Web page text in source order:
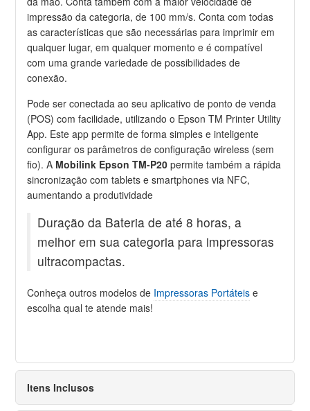
impressão da categoria, de 100 mm/s. Conta com todas
as características que são necessárias para imprimir em
qualquer lugar, em qualquer momento e é compatível
com uma grande variedade de possibilidades de
conexão.
Pode ser conectada ao seu aplicativo de ponto de venda
(POS) com facilidade, utilizando o Epson TM Printer Utility
App. Este app permite de forma simples e inteligente
configurar os parâmetros de configuração wireless (sem
fio). A Mobilink Epson TM-P20 permite também a rápida
sincronização com tablets e smartphones via NFC,
aumentando a produtividade
Duração da Bateria de até 8 horas, a
melhor em sua categoria para impressoras
ultracompactas.
Conheça outros modelos de Impressoras Portáteis e
escolha qual te atende mais!
Itens Inclusos